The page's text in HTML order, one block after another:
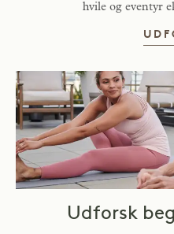
hvile og eventyr
Udforsk